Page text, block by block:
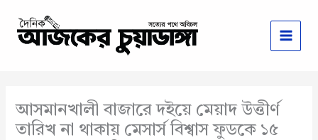
content
আসমানখালী বাজারে দইয়ে মেয়াদ উত্তীর্ণ
তারিখ না থাকায় মেসার্স বিশ্বাস ফুডকে ১৫